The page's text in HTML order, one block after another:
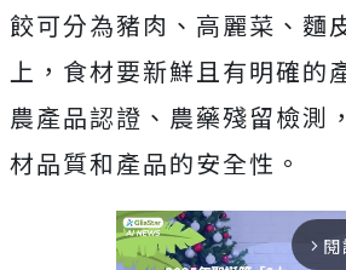
餃可分為豬肉、高麗菜、麵
上，食材要新鮮且有明確的
農產品認證、農藥殘留檢測
材品質和產品的安全性。
arrow_forward_ios